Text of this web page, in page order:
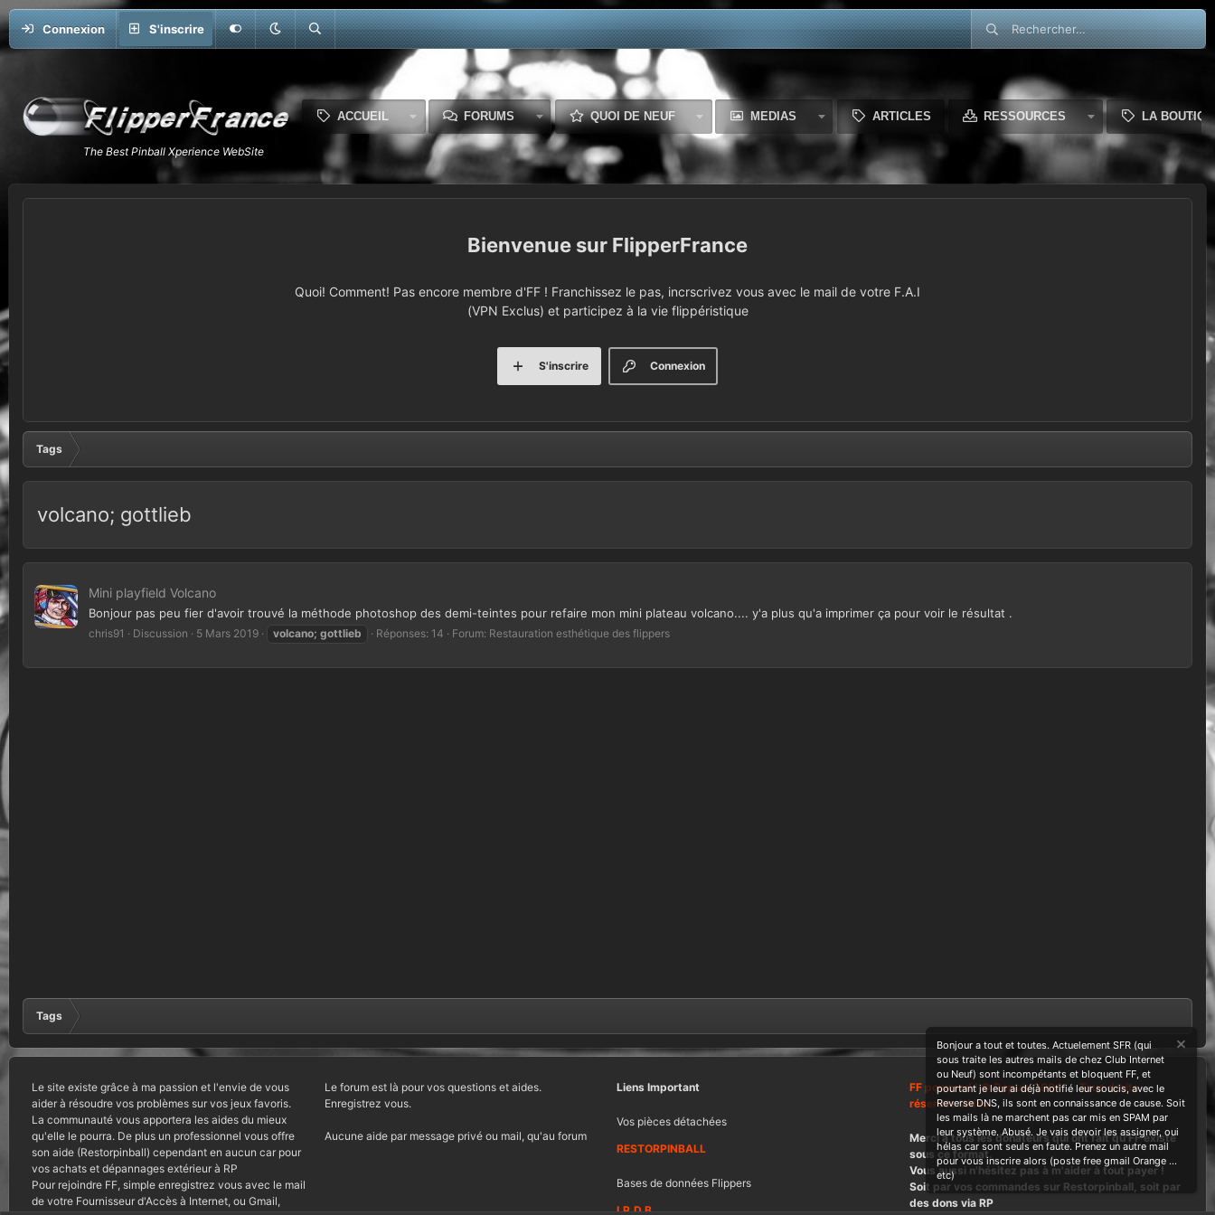
Connexion S'inscrire
ACCUEIL FORUMS QUOI DE NEUF MEDIAS ARTICLES RESSOURCES LA
FlipperFrance
Quoi! Comment! Pas encore membre d'FF ! Franchissez le pas, incrscrivez vous avec le mail de votre F.A.I
(VPN Exclus) et participez à la vie flippéristique
Connexion
S'inscrire
Tags
volcano; gottlieb
Mini playfield Volcano
Bonjour pas peu fier d'avoir trouvé la méthode photoshop des demi-teintes pour refaire mon mini plateau volcano.... y'a plus qu'a imprimer ça pour voir le résultat .
chris91 Discussion 5 Mars 2019 volcano; gottlieb Réponses: 14 Forum: Restauration esthétique des flippers
Tags
Le site existe grâce à ma passion et l'envie de vous
aider à résoudre vos problèmes sur vos jeux favoris.
La communauté vous apportera les aides du mieux
qu'elle le pourra. De plus un professionnel vous offre
son aide (Restorpinball) cependant en aucun car pour
vos achats et dépannages extérieur à RP
Pour rejoindre FF, simple enregistrez vous avec le mail
de votre Fournisseur d'Accès à Internet, ou Gmail,
Le forum est là pour vos questions et aides.
Enregistrez vous.
Aucune aide par message privé ou mail, qu'au forum
Liens Important
Vos pièces détachées
RESTORPINBALL
Bases de données Flippers
I.P.D.B
FF powered ! © Depuis 2004 ....Tous droits
réservés Wdes
Merci à tous les donateurs qui ont fait qu'FF existe
sous ce format.
Vous aussi n'hésitez pas à m'aider à tout payer !
Soit par vos commandes sur Restorpinball, soit par
des dons via RP
Bonjour a tout et toutes. Actuelement SFR (qui
sous traite les autres mails de chez Club Internet
ou Neuf) sont incompétants et bloquent FF, et
pourtant je leur ai déjà notifié leur soucis, avec le
Reverse DNS, ils sont en connaissance de cause. Soit
les mails là ne marchent pas car mis en SPAM par
leur système. Abusé. Je vais devoir les assigner, oui
hélas car sont seuls en faute. Prenez un autre mail
pour vous inscrire alors (poste free gmail Orange ...
etc)